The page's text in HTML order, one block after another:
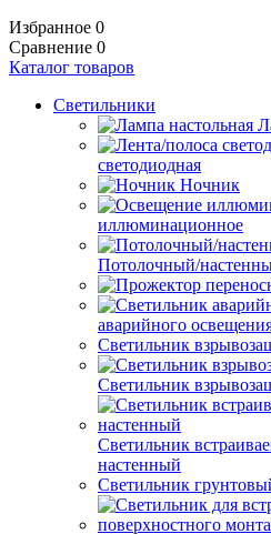
Избранное 0
Сравнение 0
Каталог товаров
Светильники
светодиодная
Ночник
иллюминационное
Потолочный/
аварийного
Светильник
Светильник
Светильник
настенный
Светильник